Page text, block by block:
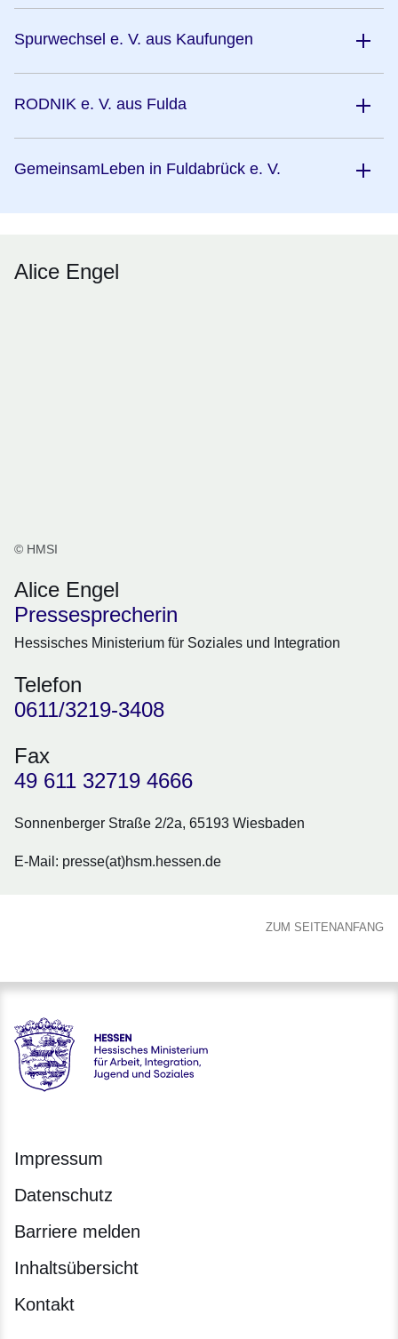
Spurwechsel e. V. aus Kaufungen
RODNIK e. V. aus Fulda
GemeinsamLeben in Fuldabrück e. V.
Alice Engel
© HMSI
Alice Engel
Pressesprecherin
Hessisches Ministerium für Soziales und Integration
Telefon
0611/3219-3408
Fax
49 611 32719 4666
Sonnenberger Straße 2/2a, 65193 Wiesbaden
E-Mail: presse(at)hsm.hessen.de
ZUM SEITENANFANG
Hessen - Hessisches Ministerium für Arbeit, Integration,
Impressum
Datenschutz
Barriere melden
Inhaltsübersicht
Kontakt